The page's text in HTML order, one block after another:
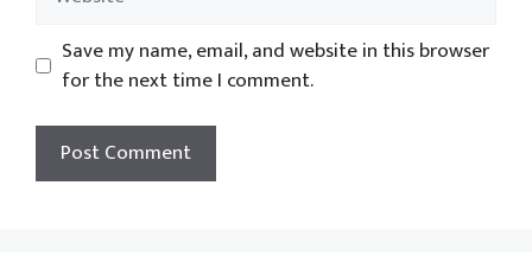
Save my name, email, and website in this browser
for the next time I comment.